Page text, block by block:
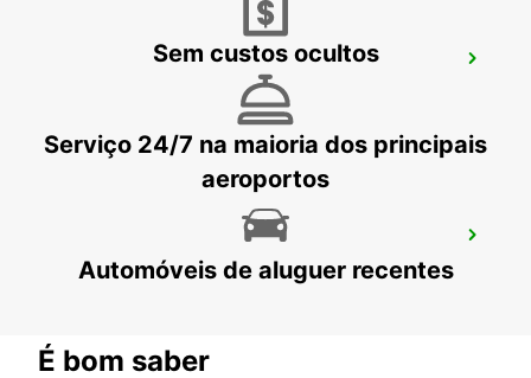
NANTES CHANTENAY
NANTES - FRANCE
Sem custos ocultos
Serviço 24/7 na maioria dos principais
aeroportos
Automóveis de aluguer recentes
É bom saber